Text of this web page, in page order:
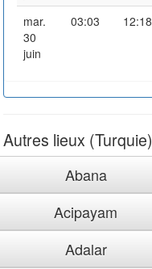
mar.
30
juin
03:03 12:18
Autres lieux (Turquie)
Abana
Acipayam
Adalar